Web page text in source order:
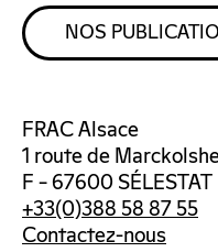
NOS
FRAC Alsace
1 route de
F – 67600 SÉLESTAT
+33(0)388 58 87 55
Contactez-nous